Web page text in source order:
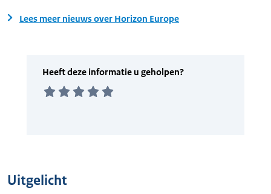
Lees meer nieuws over Horizon Europe
Uitgelicht